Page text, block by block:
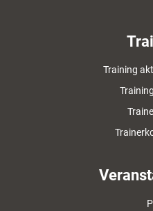
Training